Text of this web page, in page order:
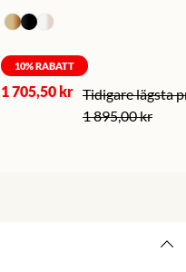
10% RABATT
1 705,50 kr
1 895,00 kr